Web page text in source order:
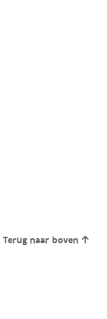
Terug naar boven